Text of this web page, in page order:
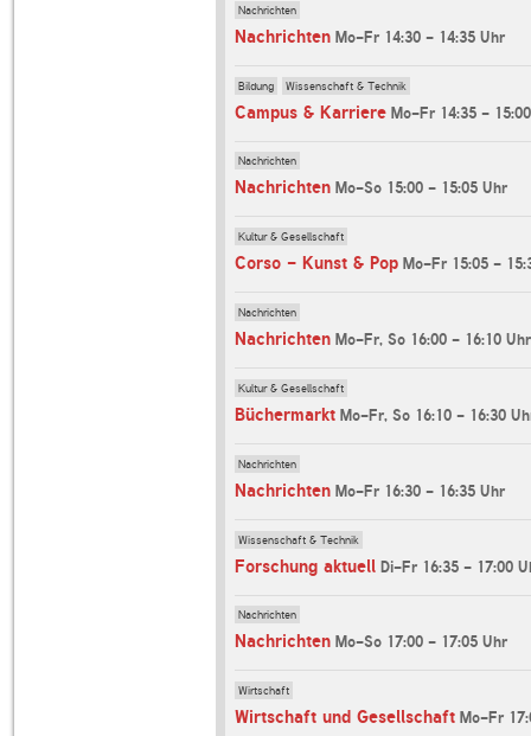
Nachrichten
Nachrichten Mo-Fr 14:30 - 14:35 Uhr
Bildung Wissenschaft & Technik
Campus & Karriere Mo-Fr 14:35 -
Nachrichten
Nachrichten Mo-So 15:00 - 15:05 Uhr
Kultur & Gesellschaft
Corso - Kunst & Pop Mo-Fr 15:05 -
Nachrichten
Nachrichten Mo-Fr, So 16:00 - 16:10 Uhr
Kultur & Gesellschaft
Büchermarkt Mo-Fr, So 16:10 - 16:30
Nachrichten
Nachrichten Mo-Fr 16:30 - 16:35 Uhr
Wissenschaft & Technik
Forschung aktuell Di-Fr 16:35 - 17:00
Nachrichten
Nachrichten Mo-So 17:00 - 17:05 Uhr
Wirtschaft
Wirtschaft und Gesellschaft Mo-Fr